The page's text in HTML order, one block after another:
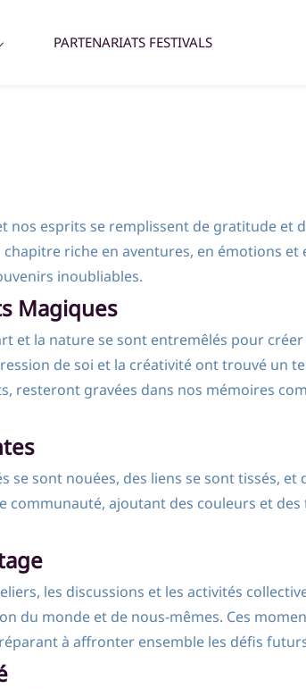
PARTENARIATS FESTIVALS
esprits se remplissent de gratitude et
riche en aventures, en émotions et
inoubliables.
Magiques
et la nature se sont entremêlés pour
de soi et la créativité ont trouvé un
resteront gravées dans nos mémoires
se sont nouées, des liens se sont tissés,
ajoutant des couleurs et
les discussions et les activités
du monde et de nous-mêmes. Ces
à affronter ensemble les défis